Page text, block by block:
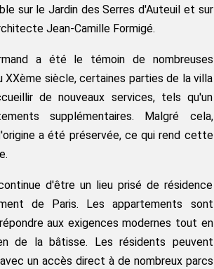
sur le Jardin des Serres d'Auteuil et sur
Jean-Camille Formigé.
a été le témoin de nombreuses
siècle, certaines parties de la villa
de nouveaux services, tels qu'un
supplémentaires. Malgré cela,
a été préservée, ce qui rend cette
d'être un lieu prisé de résidence
de Paris. Les appartements sont
aux exigences modernes tout en
de la bâtisse. Les résidents peuvent
un accès direct à de nombreux parcs